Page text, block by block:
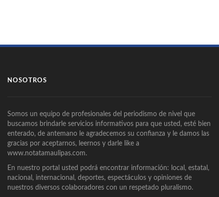
NOSOTROS
Somos un equipo de profesionales del periodismo de nivel que
buscamos brindarle servicios informativos para que usted, esté bien
enterado, de antemano le agradecemos su confianza y le damos las
gracias por aceptarnos, leernos y darle like a
www.notatamaulipas.com.
En nuestro portal usted podrá encontrar información: local, estatal,
nacional, internacional, deportes, espectáculos y opiniones de
nuestros diversos colaboradores con un respetado pluralismo.